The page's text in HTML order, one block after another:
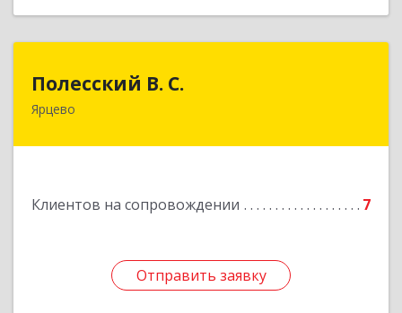
Полесский В. С.
Ярцево
Клиентов на сопровождении 7
Отправить заявку
Отправить заявку